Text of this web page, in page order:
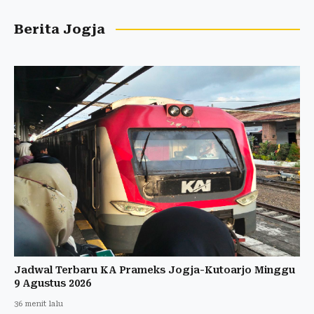
Berita Jogja
Jadwal Terbaru KA Prameks Jogja-Kutoarjo Minggu
9 Agustus 2026
36 menit lalu